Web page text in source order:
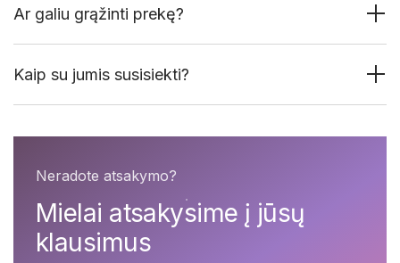
Ar galiu grąžinti prekę?
Kaip su jumis susisiekti?
Neradote atsakymo?
Mielai atsakysime į jūsų
klausimus